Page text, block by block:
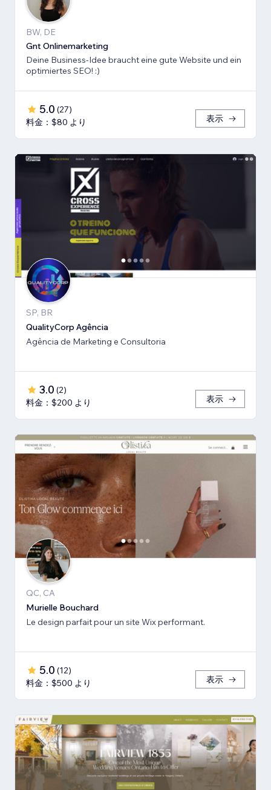
BW, DE
Gnt Onlinemarketing
Deine Business-Idee braucht eine gute Website und ein
optimiertes SEO! :)
5.0 (27)
料金：$80 より
表示
SP, BR
QualityCorp Agência
Agência de Marketing e Consultoria
3.0 (2)
料金：$200 より
表示
QC, CA
Murielle Bouchard
Le design parfait pour un site Wix performant.
5.0 (12)
料金：$500 より
表示